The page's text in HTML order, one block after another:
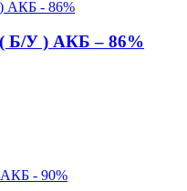
( Б/У ) АКБ – 86%